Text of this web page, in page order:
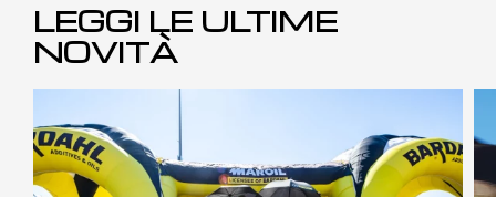
LEGGI LE ULTIME
NOVITÀ